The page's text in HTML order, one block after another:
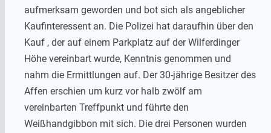
aufmerksam geworden und bot sich als angeblicher
Kaufinteressent an. Die Polizei hat daraufhin über den
Kauf , der auf einem Parkplatz auf der Wilferdinger
Höhe vereinbart wurde, Kenntnis genommen und
nahm die Ermittlungen auf. Der 30-jährige Besitzer des
Affen erschien um kurz vor halb zwölf am
vereinbarten Treffpunkt und führte den
Weißhandgibbon mit sich. Die drei Personen wurden